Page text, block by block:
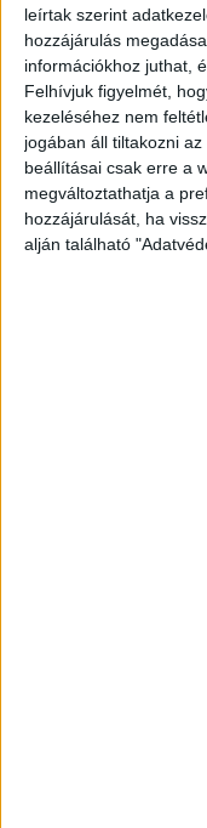
leírtak szerint
hozzájárulás
információkhoz juthat,
Felhívjuk figyelmét,
kezeléséhez nem
jogában áll tiltakozni
beállításai csak erre a
megváltoztathatja a
hozzájárulását, ha
alján található
alakja volt,
globális
A szervezet
a
Több
Hogan karizmája